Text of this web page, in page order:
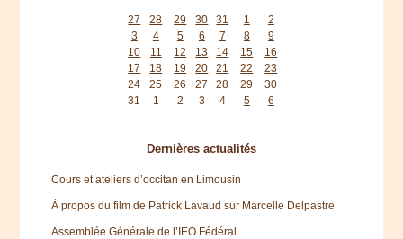
27
28 29 30 31 1
2
3
4 5 6 7 8
9
10
11 12 13 14 15
16
17
18 19 20 21 22
23
24
25 26 27 28 29
30
31
1 2 3 4 5 6
Dernières actualités
Cours et ateliers d’occitan en Limousin
À propos du film de Patrick Lavaud sur Marcelle Delpastre
Assemblée Générale de l’IEO Fédéral